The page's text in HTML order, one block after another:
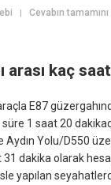
|Cevabın
arası kaç
E87
1 saat 20
Aydın Yolu/D550
dakika olarak
yapılan